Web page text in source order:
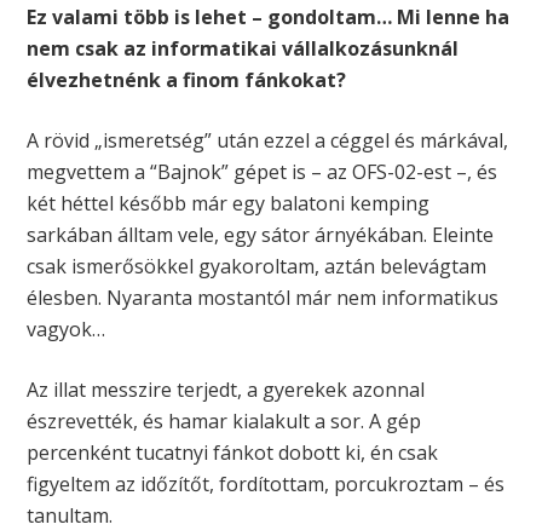
Ez valami több is lehet – gondoltam… Mi lenne ha
nem csak az informatikai vállalkozásunknál
élvezhetnénk a finom fánkokat?
A rövid „ismeretség” után ezzel a céggel és márkával,
megvettem a “Bajnok” gépet is – az OFS-02-est –, és
két héttel később már egy balatoni kemping
sarkában álltam vele, egy sátor árnyékában. Eleinte
csak ismerősökkel gyakoroltam, aztán belevágtam
élesben. Nyaranta mostantól már nem informatikus
vagyok…
Az illat messzire terjedt, a gyerekek azonnal
észrevették, és hamar kialakult a sor. A gép
percenként tucatnyi fánkot dobott ki, én csak
figyeltem az időzítőt, fordítottam, porcukroztam – és
tanultam.